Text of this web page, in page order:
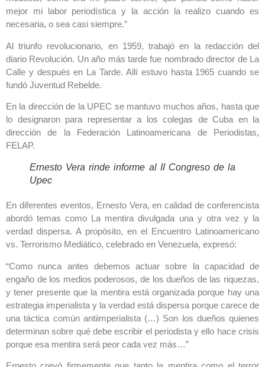
mejor mi labor periodística y la acción la realizo cuando es
necesaria, o sea casi siempre.”
Al triunfo revolucionario, en 1959, trabajó en la redacción del
diario Revolución. Un año más tarde fue nombrado director de La
Calle y después en La Tarde. Allí estuvo hasta 1965 cuando se
fundó Juventud Rebelde.
En la dirección de la UPEC se mantuvo muchos años, hasta que
lo designaron para representar a los colegas de Cuba en la
dirección de la Federación Latinoamericana de Periodistas,
FELAP.
Ernesto Vera rinde informe al II Congreso de la
Upec
En diferentes eventos, Ernesto Vera, en calidad de conferencista
abordó temas como La mentira divulgada una y otra vez y la
verdad dispersa. A propósito, en el Encuentro Latinoamericano
vs. Terrorismo Mediático, celebrado en Venezuela, expresó:
“Como nunca antes debemos actuar sobre la capacidad de
engaño de los medios poderosos, de los dueños de las riquezas,
y tener presente que la mentira está organizada porque hay una
estrategia imperialista y la verdad está dispersa porque carece de
una táctica común antiimperialista (…) Son los dueños quienes
determinan sobre qué debe escribir el periodista y ello hace crisis
porque esa mentira será peor cada vez más…”